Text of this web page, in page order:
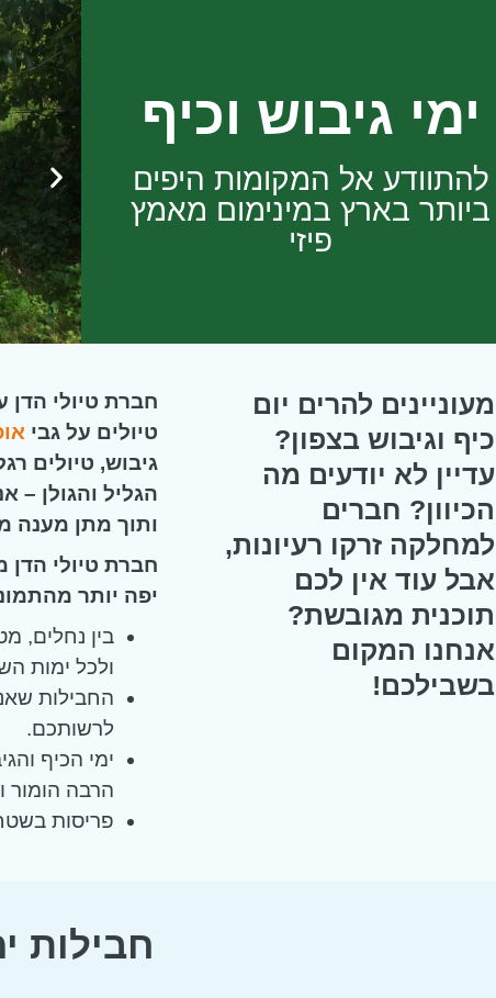
ימי גיבוש וכיף
להתוודע אל המקומות היפים
ביותר בארץ במינימום מאמץ
פיזי
מעוניינים להרים יום
כיף וגיבוש בצפון?
עדיין לא יודעים מה
הכיוון? חברים
למחלקה זרקו רעיונות,
אבל עוד אין לכם
תוכנית מגובשת?
אנחנו המקום
בשבילכם!
חברת טיולי הדן
טיולים על גבי
גיבוש, טיולים
הגליל והגולן
ותוך מתן מענה
חברת טיולי
יפה יותר
בין נחלים,
ולכל ימות
החבילות
לרשותכם.
ימי הכיף
הרבה הומור
פריסות
חבילות